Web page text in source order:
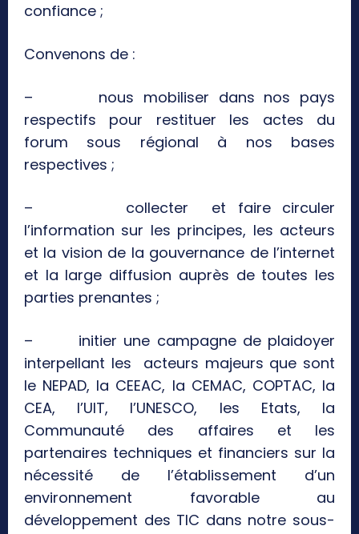
confiance ;
Convenons de :
– nous mobiliser dans nos pays
respectifs pour restituer les actes du
forum sous régional à nos bases
respectives ;
– collecter et faire circuler
l’information sur les principes, les acteurs
et la vision de la gouvernance de l’internet
et la large diffusion auprès de toutes les
parties prenantes ;
– initier une campagne de plaidoyer
interpellant les acteurs majeurs que sont
le NEPAD, la CEEAC, la CEMAC, COPTAC, la
CEA, l’UIT, l’UNESCO, les Etats, la
Communauté des affaires et les
partenaires techniques et financiers sur la
nécessité de l’établissement d’un
environnement favorable au
développement des TIC dans notre sous-